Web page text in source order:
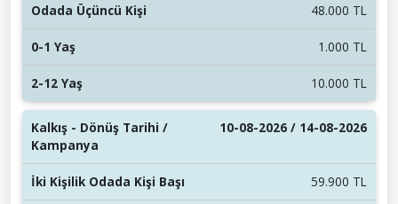
48.000 TL
1.000 TL
10.000 TL
10-08-2026 / 14-08-2026
59.900 TL